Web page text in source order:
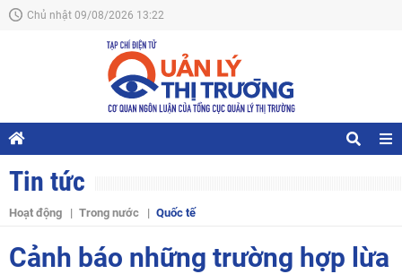
Chủ nhật 09/08/2026 13:22
Tin tức
Hoạt động Trong nước Quốc tế
Cảnh báo những trường hợp lừa